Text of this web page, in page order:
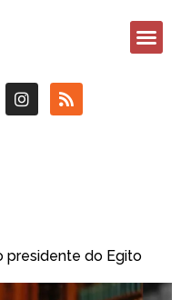
presidente do Egito